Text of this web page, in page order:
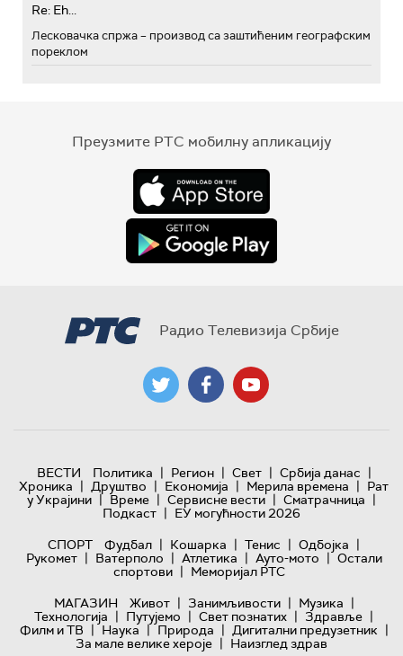
Re: Eh...
Лесковачка спржа – производ са заштићеним географским
пореклом
Преузмите РТС мобилну апликацију
Радио Телевизија Србије
ВЕСТИ Политика | Регион | Свет | Србија данас |
Хроника | Друштво | Економија | Мерила времена | Рат
у Украјини | Време | Сервисне вести | Сматрачница |
Подкаст | ЕУ могућности 2026
СПОРТ
Фудбал | Кошарка | Тенис | Одбојка |
Рукомет | Ватерполо | Атлетика | Ауто-мото | Остали
спортови | Меморијал РТС
МАГАЗИН
Живот | Занимљивости | Музика |
Технологијa | Путујемо | Свет познатих | Здравље |
Филм и ТВ | Наука | Природа | Дигитални предузетник |
За мале велике хероје | Наизглед здрав